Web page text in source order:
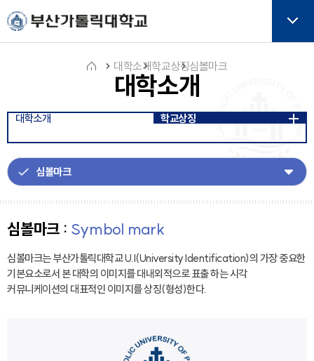
주메뉴로 가기
본문으로 가기
하단으로 가기
대학소개
이
콘
대학소개학교상징심볼마크
대학소개 학교상징
심볼마크 : Symbol mark
심볼마크는 부산가톨릭대학교 U.I(University Identification)의 가장 중요한
기본요소로서 본 대학의 이미지를 대내외적으로 표출 하는 시각
커뮤니케이션의 대표적인 이미지를 상징(형성)한다.